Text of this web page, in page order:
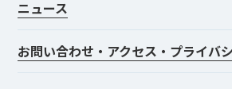
ニュース
お問い合わせ・アクセス・プライバ